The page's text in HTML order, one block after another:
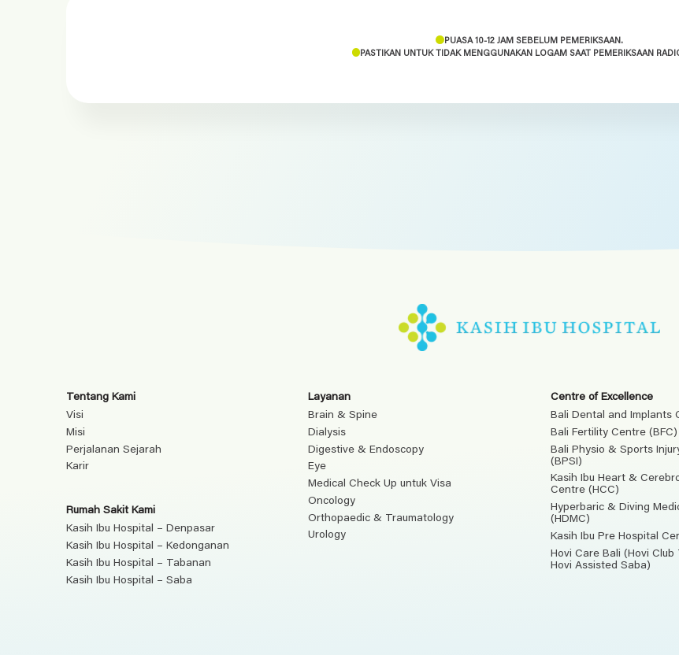
PUASA 10-12 JAM SEBELUM PEMERIKSAAN.
PASTIKAN UNTUK TIDAK MENGGUNAKAN LOGAM SAAT PEMERIKSAAN
Tentang Kami
Visi
Misi
Perjalanan Sejarah
Karir
Rumah Sakit Kami
Kasih Ibu Hospital – Denpasar
Kasih Ibu Hospital – Kedonganan
Kasih Ibu Hospital – Tabanan
Kasih Ibu Hospital – Saba
Layanan
Brain & Spine
Dialysis
Digestive & Endoscopy
Eye
Medical Check Up untuk Visa
Oncology
Orthopaedic & Traumatology
Urology
Centre of Excellence
Bali Dental and Implants
Bali Fertility Centre (BFC)
Bali Physio & Sports
(BPSI)
Kasih Ibu Heart &
Centre (HCC)
Hyperbaric & Diving
(HDMC)
Kasih Ibu Pre Hospital
Hovi Care Bali (Hovi Club
Hovi Assisted Saba)